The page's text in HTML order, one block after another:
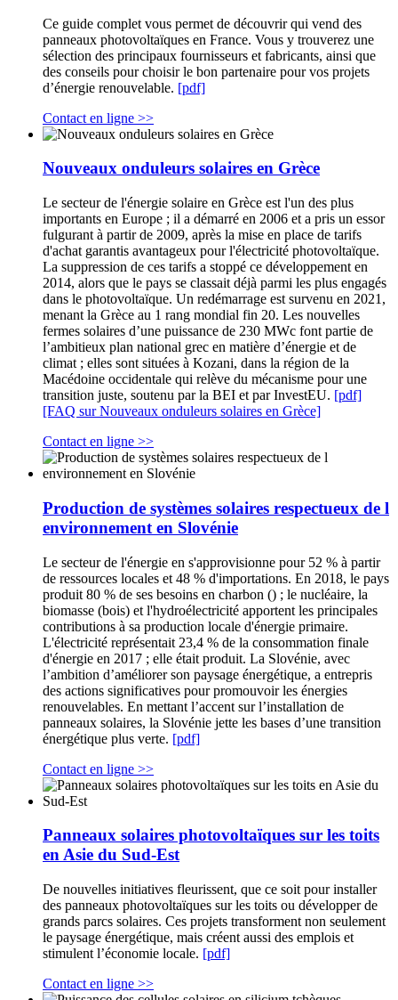
Ce guide complet vous permet de découvrir qui vend des
panneaux photovoltaïques en France. Vous y trouverez une
sélection des principaux fournisseurs et fabricants, ainsi que
des conseils pour choisir le bon partenaire pour vos projets
d’énergie renouvelable. [pdf]
Contact en ligne >>
Nouveaux onduleurs solaires en Grèce
Le secteur de l'énergie solaire en Grèce est l'un des plus
importants en Europe ; il a démarré en 2006 et a pris un essor
fulgurant à partir de 2009, après la mise en place de tarifs
d'achat garantis avantageux pour l'électricité photovoltaïque.
La suppression de ces tarifs a stoppé ce développement en
2014, alors que le pays se classait déjà parmi les plus engagés
dans le photovoltaïque. Un redémarrage est survenu en 2021,
menant la Grèce au 1 rang mondial fin 20. Les nouvelles
fermes solaires d’une puissance de 230 MWc font partie de
l’ambitieux plan national grec en matière d’énergie et de
climat ; elles sont situées à Kozani, dans la région de la
Macédoine occidentale qui relève du mécanisme pour une
transition juste, soutenu par la BEI et par InvestEU. [pdf]
[FAQ sur Nouveaux onduleurs solaires en Grèce]
Contact en ligne >>
Production de systèmes solaires respectueux de l
environnement en Slovénie
Le secteur de l'énergie en s'approvisionne pour 52 % à partir
de ressources locales et 48 % d'importations. En 2018, le pays
produit 80 % de ses besoins en charbon () ; le nucléaire, la
biomasse (bois) et l'hydroélectricité apportent les principales
contributions à sa production locale d'énergie primaire.
L'électricité représentait 23,4 % de la consommation finale
d'énergie en 2017 ; elle était produit. La Slovénie, avec
l’ambition d’améliorer son paysage énergétique, a entrepris
des actions significatives pour promouvoir les énergies
renouvelables. En mettant l’accent sur l’installation de
panneaux solaires, la Slovénie jette les bases d’une transition
énergétique plus verte. [pdf]
Contact en ligne >>
Panneaux solaires photovoltaïques sur les toits
en Asie du Sud-Est
De nouvelles initiatives fleurissent, que ce soit pour installer
des panneaux photovoltaïques sur les toits ou développer de
grands parcs solaires. Ces projets transforment non seulement
le paysage énergétique, mais créent aussi des emplois et
stimulent l’économie locale. [pdf]
Contact en ligne >>